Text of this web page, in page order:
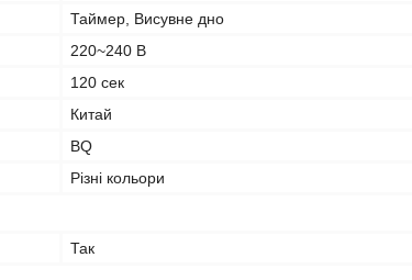
Таймер, Висувне дно
220~240 В
120 сек
Китай
BQ
Різні кольори
Так